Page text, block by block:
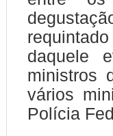
daquele
ministros
vários
Polícia